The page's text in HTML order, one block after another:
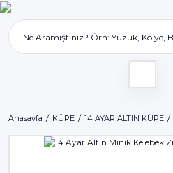
Anasayfa KÜPE 14 AYAR ALTIN KÜPE